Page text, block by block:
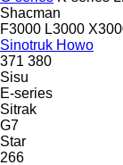
Shacman
F3000 L3000
Sinotruk Howo
371 380
Sisu
E-series
Sitrak
G7
Star
266